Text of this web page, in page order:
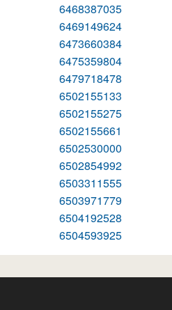
6468387035
6469149624
6473660384
6475359804
6479718478
6502155133
6502155275
6502155661
6502530000
6502854992
6503311555
6503971779
6504192528
6504593925